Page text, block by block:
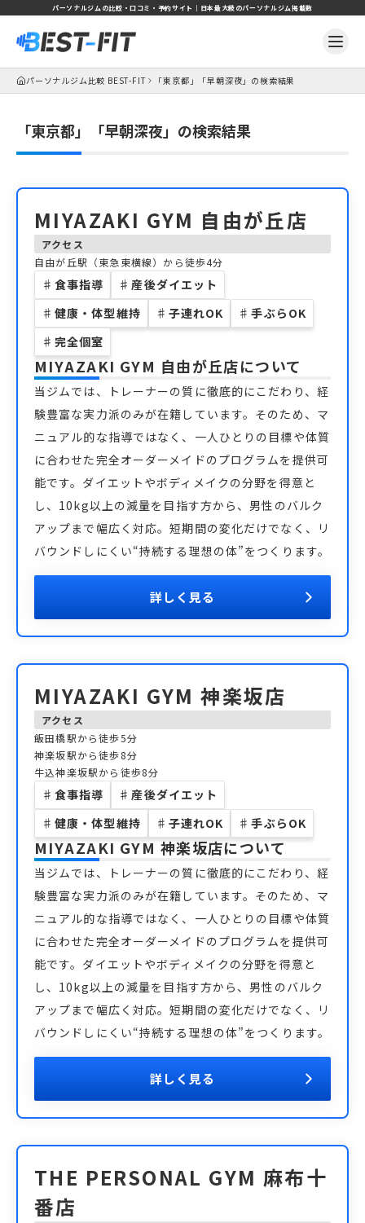
パーソナルジムの比較・口コミ・予約サイト｜日本最大級のパーソナルジム掲載数
パーソナルジム比較 BEST-FIT 「東京都」「早朝深夜」の検索結果
「東京都」「早朝深夜」の検索結果
MIYAZAKI GYM 自由が丘店
アクセス
自由が丘駅（東急東横線）から徒歩4分
♯ 食事指導 ♯ 産後ダイエット
♯ 健康・体型維持 ♯ 子連れOK ♯ 手ぶらOK
♯ 完全個室
MIYAZAKI GYM 自由が丘店について
当ジムでは、トレーナーの質に徹底的にこだわり、経
験豊富な実力派のみが在籍しています。そのため、マ
ニュアル的な指導ではなく、一人ひとりの目標や体質
に合わせた完全オーダーメイドのプログラムを提供可
能です。ダイエットやボディメイクの分野を得意と
し、10kg以上の減量を目指す方から、男性のバルク
アップまで幅広く対応。短期間の変化だけでなく、リ
バウンドしにくい“持続する理想の体”をつくります。
詳しく見る
MIYAZAKI GYM 神楽坂店
アクセス
飯田橋駅から徒歩5分
神楽坂駅から徒歩8分
牛込神楽坂駅から徒歩8分
♯ 食事指導 ♯ 産後ダイエット
♯ 健康・体型維持 ♯ 子連れOK ♯ 手ぶらOK
MIYAZAKI GYM 神楽坂店について
当ジムでは、トレーナーの質に徹底的にこだわり、経
験豊富な実力派のみが在籍しています。そのため、マ
ニュアル的な指導ではなく、一人ひとりの目標や体質
に合わせた完全オーダーメイドのプログラムを提供可
能です。ダイエットやボディメイクの分野を得意と
し、10kg以上の減量を目指す方から、男性のバルク
アップまで幅広く対応。短期間の変化だけでなく、リ
バウンドしにくい“持続する理想の体”をつくります。
詳しく見る
THE PERSONAL GYM 麻布十
番店